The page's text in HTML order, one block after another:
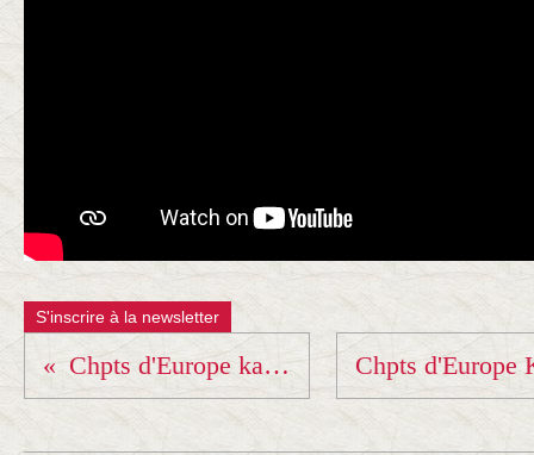
S'inscrire à la newsletter
Chpts d'Europe kata... j-6 !